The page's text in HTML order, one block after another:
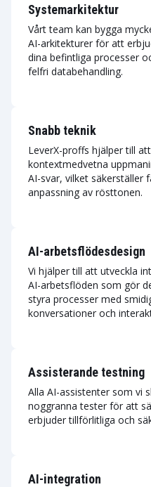
Systemarkitektur
Vårt team kan bygga
AI-arkitekturer för att
dina befintliga processer
felfri databehandling.
Snabb teknik
LeverX-proffs hjälper till
kontextmedvetna
AI-svar, vilket säkerställer
anpassning av rösttonen.
AI-arbetsflödesdesign
Vi hjälper till att utveckla
AI-arbetsflöden som gör
styra processer med
konversationer och
Assisterande testning
Alla AI-assistenter som vi
noggranna tester för att
erbjuder tillförlitliga och
AI-integration